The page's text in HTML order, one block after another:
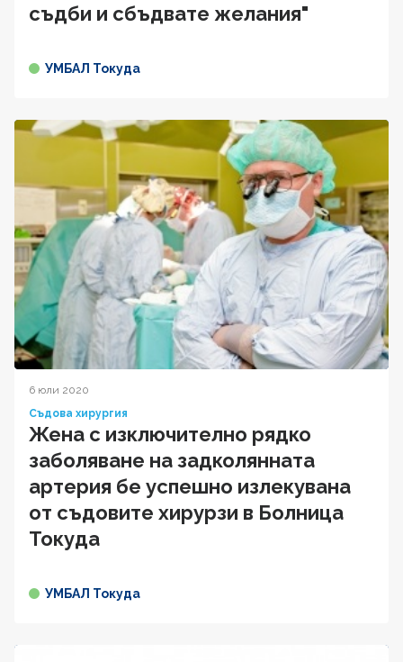
съдби и сбъдвате желания"
УМБАЛ Токуда
6 юли 2020
Съдова хирургия
Жена с изключително рядко
заболяване на задколянната
артерия бе успешно излекувана
от съдовите хирурзи в Болница
Токуда
УМБАЛ Токуда